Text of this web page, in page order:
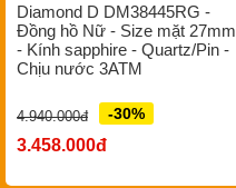
Diamond D DM38445RG -
Đồng hồ Nữ - Size mặt 27mm
- Kính sapphire - Quartz/Pin -
Chịu nước 3ATM
4.940.000đ -30%
3.458.000đ